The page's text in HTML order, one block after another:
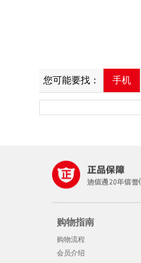
您可能要找： 手机
购物指南
购物流程
会员介绍